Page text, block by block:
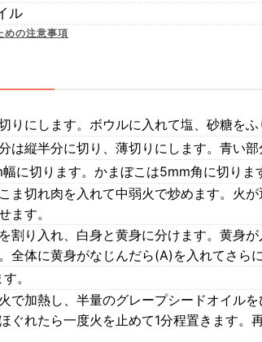
ル
めの注意事項
りにします。ボウルに入れて塩、砂糖をふ
は縦半分に切り、薄切りにします。青い部
に切ります。かまぼこは5mm角に切りま
ま切れ肉を入れて中弱火で炒めます。火
ます。
割り入れ、白身と黄身に分けます。黄身
全体に黄身がなじんだら(A)を入れてさら
。
で加熱し、半量のグレープシードオイル
ぐれたら一度火を止めて1分程置きます。